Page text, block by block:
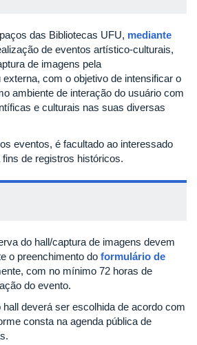
das Bibliotecas UFU, mediante
de eventos artístico-culturais,
de imagens pela
com o objetivo de intensificar o
ambiente de interação do usuário com
e culturais nas suas diversas
eventos, é facultado ao interessado
de registros históricos.
do hall/captura de imagens devem
o preenchimento do formulário de
com no mínimo 72 horas de
do evento.
deverá ser escolhida de acordo com
consta na agenda pública de